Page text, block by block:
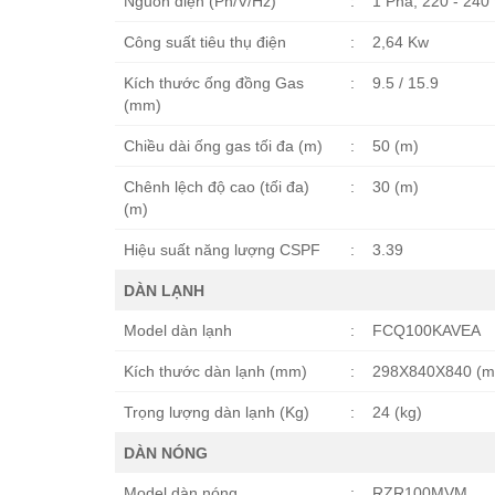
Công suất tiêu thụ điện : 2,64 Kw
Kích thước ống đồng Gas
(mm)
: 9.5 / 15.9
Chiều dài ống gas tối đa (m) : 50 (m)
Chênh lệch độ cao (tối đa)
(m)
: 30 (m)
Hiệu suất năng lượng CSPF : 3.39
DÀN LẠNH
Model dàn lạnh : FCQ100KAVEA
Kích thước dàn lạnh (mm) : 298X840X840
Trọng lượng dàn lạnh (Kg) : 24 (kg)
DÀN NÓNG